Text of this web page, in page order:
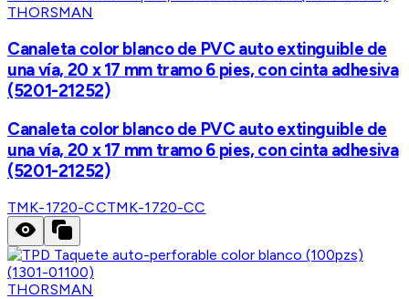
THORSMAN
Canaleta color blanco de PVC auto extinguible de
una vía, 20 x 17 mm tramo 6 pies, con cinta adhesiva
(5201-21252)
Canaleta color blanco de PVC auto extinguible de
una vía, 20 x 17 mm tramo 6 pies, con cinta adhesiva
(5201-21252)
TMK-1720-CCTMK-1720-CC
THORSMAN